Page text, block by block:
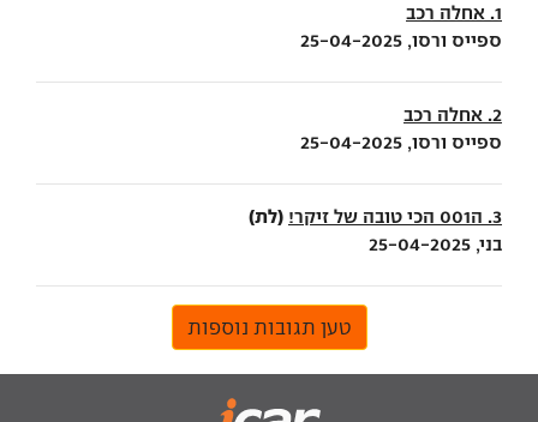
1. אחלה רכב
ספייס ורסו, 25-04-2025
2. אחלה רכב
ספייס ורסו, 25-04-2025
3. ה001 הכי טובה של זיקר! (לת)
בני, 25-04-2025
טען תגובות נוספות